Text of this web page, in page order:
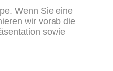
Wenn Sie eine
wir vorab die
sowie